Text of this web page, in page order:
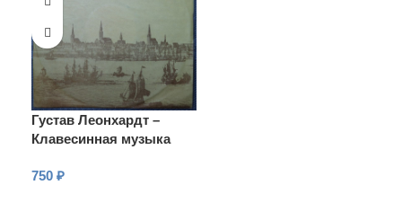
Густав Леонхардт –
Клавесинная музыка
750 ₽